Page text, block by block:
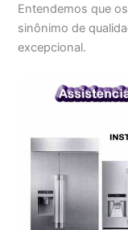
Entendemos que
sinônimo de
excepcional.